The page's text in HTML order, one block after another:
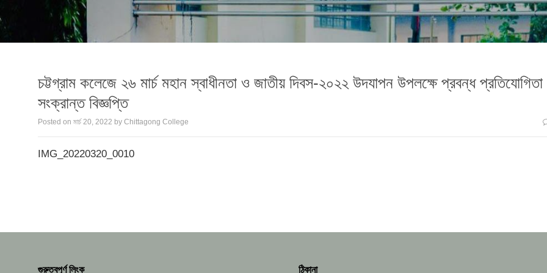
চট্টগ্রাম কলেজে ২৬ মার্চ মহান স্বাধীনতা ও জাতীয় দিবস-২০২২ উদযাপন উপলক্ষে প্রবন্ধ প্রতিযোগিতা
সংক্রান্ত বিজ্ঞপ্তি
Posted on মার্চ 20, 2022 by Chittagong College
IMG_20220320_0010
গুরুত্বপূর্ণ লিংক ঠিকানা